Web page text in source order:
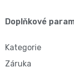
Doplňkové
Kategorie
Záruka